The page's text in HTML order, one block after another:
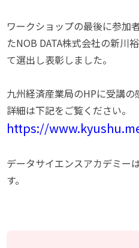
ワークショップの最後に参加
たNOB DATA株式会社の新川
て選出し表彰しました。
九州経済産業局のHPに受講の
詳細は下記をご覧ください。
https://
データサイエンスアカデミー
す。